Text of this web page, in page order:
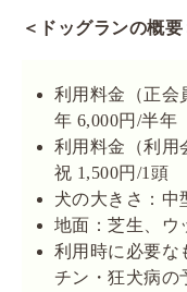
＜ドッグランの概要
利用料金（正会
年 6,000円/半年
利用料金（利用
祝 1,500円/1頭
犬の大きさ：中
地面：芝生、ウ
利用時に必要な
チン・狂犬病の